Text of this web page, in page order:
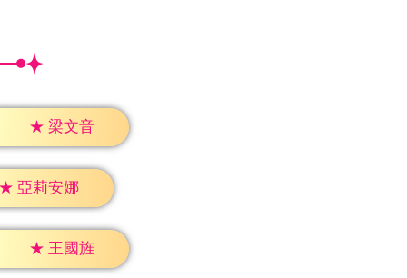
★ 梁文音
亞莉安娜
★ 王國旌